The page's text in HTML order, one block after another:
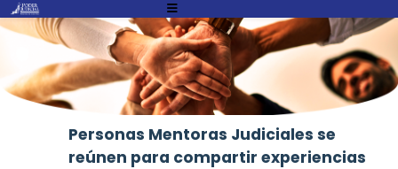
Atención:
Este
cuenta
con
Personas Mentoras Judiciales se
reúnen para compartir experiencias